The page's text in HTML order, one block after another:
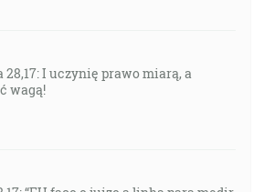
28,17: I uczynię prawo miarą, a
wagą!